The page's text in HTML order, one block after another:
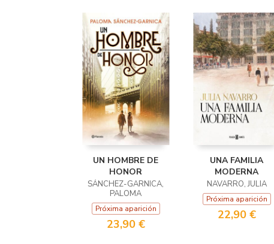
UN HOMBRE DE
HONOR
SÁNCHEZ-GARNICA,
PALOMA
Próxima aparición
23,90 €
UNA FAMILIA
MODERNA
NAVARRO, JULIA
Próxima aparición
22,90 €